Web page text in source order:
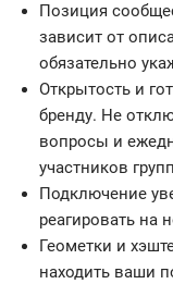
Позиция
зависит от
обязательно
Открытость и
бренду. Не
вопросы и
участников
Подключение
реагировать на
Геометки и
находить ваши